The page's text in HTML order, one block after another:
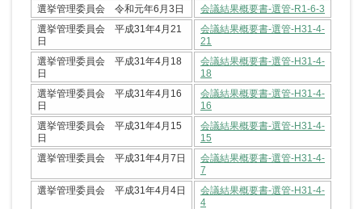
選挙管理委員会 令和元年6月3日
会議結果概要書-選管-R1-6-3
選挙管理委員会 平成31年4月21
日
会議結果概要書-選管-H31-4-
21
選挙管理委員会 平成31年4月18
日
会議結果概要書-選管-H31-4-
18
選挙管理委員会 平成31年4月16
日
会議結果概要書-選管-H31-4-
16
選挙管理委員会 平成31年4月15
日
会議結果概要書-選管-H31-4-
15
選挙管理委員会 平成31年4月7日
会議結果概要書-選管-H31-4-
7
選挙管理委員会 平成31年4月4日
会議結果概要書-選管-H31-4-
4